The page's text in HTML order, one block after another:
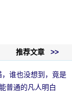
推荐文章 >>
谁也没想到，竟是
普通的凡人明白